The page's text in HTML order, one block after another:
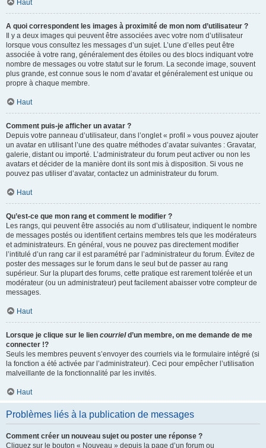
Haut
A quoi correspondent les images à proximité de mon nom d’utilisateur ?
Il y a deux images qui peuvent être associées avec votre nom d’utilisateur
lorsque vous consultez les messages d’un sujet. L’une d’elles peut être
associée à votre rang, généralement des étoiles ou des blocs indiquant votre
nombre de messages ou votre statut sur le forum. La seconde image, souvent
plus grande, est connue sous le nom d’avatar et généralement est unique ou
propre à chaque membre.
Haut
Comment puis-je afficher un avatar ?
Depuis votre panneau d’utilisateur, dans l’onglet « profil » vous pouvez ajouter
un avatar en utilisant l’une des quatre méthodes d’avatar suivantes : Gravatar,
galerie, distant ou importé. L’administrateur du forum peut activer ou non les
avatars et décider de la manière dont ils sont mis à disposition. Si vous ne
pouvez pas utiliser d’avatar, contactez un administrateur du forum.
Haut
Qu’est-ce que mon rang et comment le modifier ?
Les rangs, qui peuvent être associés au nom d’utilisateur, indiquent le nombre
de messages postés ou identifient certains membres tels que les modérateurs
et administrateurs. En général, vous ne pouvez pas directement modifier
l’intitulé d’un rang car il est paramétré par l’administrateur du forum. Évitez de
poster des messages sur le forum dans le seul but de passer au rang
supérieur. Sur la plupart des forums, cette pratique est rarement tolérée et un
modérateur (ou un administrateur) peut facilement abaisser votre compteur de
messages.
Haut
Lorsque je clique sur le lien courrield’un membre, on me demande de me
connecter !?
Seuls les membres peuvent s’envoyer des courriels via le formulaire intégré (si
la fonction a été activée par l’administrateur). Ceci pour empêcher l’utilisation
malveillante de la fonctionnalité par les invités.
Haut
Problèmes liés à la publication de messages
Comment créer un nouveau sujet ou poster une réponse ?
Cliquez sur le bouton « Nouveau » depuis la page d’un forum ou